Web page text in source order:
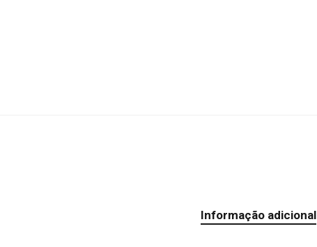
Informação adicional